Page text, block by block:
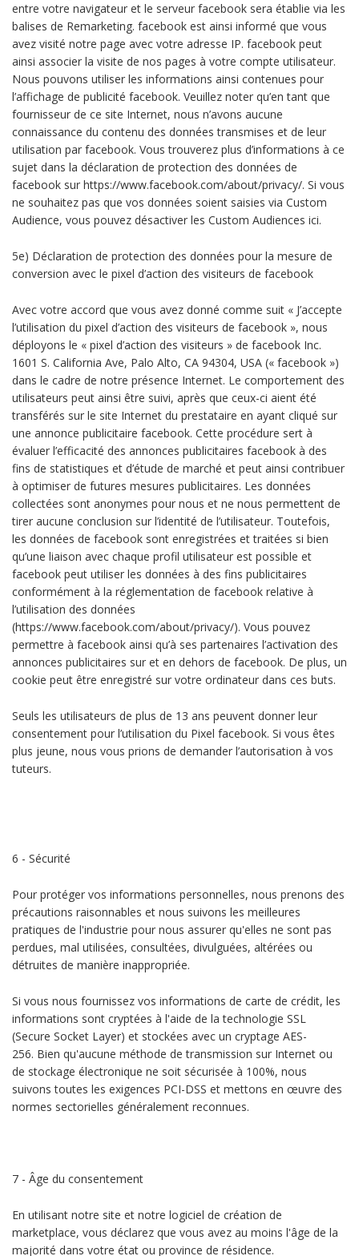
entre votre navigateur et le serveur facebook sera établie via les
balises de Remarketing. facebook est ainsi informé que vous
avez visité notre page avec votre adresse IP. facebook peut
ainsi associer la visite de nos pages à votre compte utilisateur.
Nous pouvons utiliser les informations ainsi contenues pour
l’affichage de publicité facebook. Veuillez noter qu’en tant que
fournisseur de ce site Internet, nous n’avons aucune
connaissance du contenu des données transmises et de leur
utilisation par facebook. Vous trouverez plus d’informations à ce
sujet dans la déclaration de protection des données de
facebook sur https://www.facebook.com/about/privacy/. Si vous
ne souhaitez pas que vos données soient saisies via Custom
Audience, vous pouvez désactiver les Custom Audiences ici.
5e) Déclaration de protection des données pour la mesure de
conversion avec le pixel d’action des visiteurs de facebook
Avec votre accord que vous avez donné comme suit « J’accepte
l’utilisation du pixel d’action des visiteurs de facebook », nous
déployons le « pixel d’action des visiteurs » de facebook Inc.
1601 S. California Ave, Palo Alto, CA 94304, USA (« facebook »)
dans le cadre de notre présence Internet. Le comportement des
utilisateurs peut ainsi être suivi, après que ceux-ci aient été
transférés sur le site Internet du prestataire en ayant cliqué sur
une annonce publicitaire facebook. Cette procédure sert à
évaluer l’efficacité des annonces publicitaires facebook à des
fins de statistiques et d’étude de marché et peut ainsi contribuer
à optimiser de futures mesures publicitaires. Les données
collectées sont anonymes pour nous et ne nous permettent de
tirer aucune conclusion sur l’identité de l’utilisateur. Toutefois,
les données de facebook sont enregistrées et traitées si bien
qu’une liaison avec chaque profil utilisateur est possible et
facebook peut utiliser les données à des fins publicitaires
conformément à la réglementation de facebook relative à
l’utilisation des données
(https://www.facebook.com/about/privacy/). Vous pouvez
permettre à facebook ainsi qu’à ses partenaires l’activation des
annonces publicitaires sur et en dehors de facebook. De plus, un
cookie peut être enregistré sur votre ordinateur dans ces buts.
Seuls les utilisateurs de plus de 13 ans peuvent donner leur
consentement pour l’utilisation du Pixel facebook. Si vous êtes
plus jeune, nous vous prions de demander l’autorisation à vos
tuteurs.
6 - Sécurité
Pour protéger vos informations personnelles, nous prenons des
précautions raisonnables et nous suivons les meilleures
pratiques de l'industrie pour nous assurer qu'elles ne sont pas
perdues, mal utilisées, consultées, divulguées, altérées ou
détruites de manière inappropriée.
Si vous nous fournissez vos informations de carte de crédit, les
informations sont cryptées à l'aide de la technologie SSL
(Secure Socket Layer) et stockées avec un cryptage AES-
256. Bien qu'aucune méthode de transmission sur Internet ou
de stockage électronique ne soit sécurisée à 100%, nous
suivons toutes les exigences PCI-DSS et mettons en œuvre des
normes sectorielles généralement reconnues.
7 - Âge du consentement
En utilisant notre site et notre logiciel de création de
marketplace, vous déclarez que vous avez au moins l'âge de la
majorité dans votre état ou province de résidence.